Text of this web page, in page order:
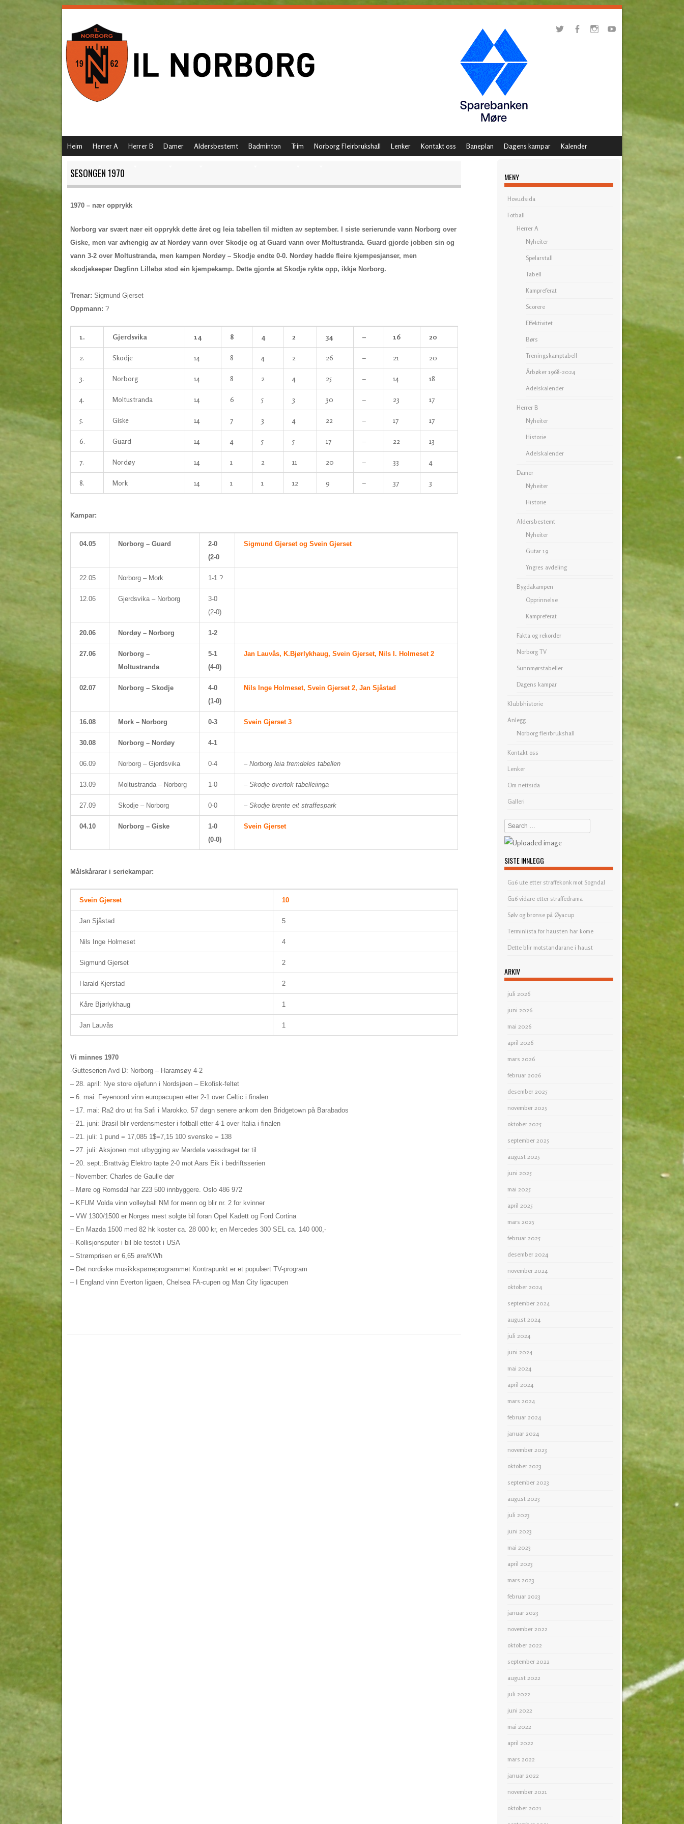
MENU
SKIP TO CONTENT
Heim Herrer A Herrer B Damer Aldersbestemt Badminton Trim Norborg Fleirbrukshall Lenker Kontakt oss Baneplan Dagens kampar Kalender
SESONGEN 1970
1970 – nær opprykk
Norborg var svært nær eit opprykk dette året og leia tabellen til midten av september. I siste serierunde vann Norborg over
Giske, men var avhengig av at Nordøy vann over Skodje og at Guard vann over Moltustranda. Guard gjorde jobben sin og
vann 3-2 over Moltustranda, men kampen Nordøy – Skodje endte 0-0. Nordøy hadde fleire kjempesjanser, men
skodjekeeper Dagfinn Lillebø stod ein kjempekamp. Dette gjorde at Skodje rykte opp, ikkje Norborg.
Trenar: Sigmund Gjerset
Oppmann: ?
1. Gjerdsvika 14 8 4 2 34 – 16 20
2. Skodje 14 8 4 2 26 – 21 20
3. Norborg 14 8 2 4 25 – 14 18
4. Moltustranda 14 6 5 3 30 – 23 17
5. Giske 14 7 3 4 22 – 17 17
6. Guard 14 4 5 5 17 – 22 13
7. Nordøy 14 1 2 11 20 – 33 4
8. Mork 14 1 1 12 9 – 37 3
Kampar:
04.05 Norborg – Guard
2-0
(2-0
Sigmund Gjerset og Svein Gjerset
22.05 Norborg – Mork 1-1 ?
12.06 Gjerdsvika – Norborg
3-0
(2-0)
20.06 Nordøy – Norborg 1-2
27.06
Norborg –
Moltustranda
5-1
(4-0)
Jan Lauvås, K.Bjørlykhaug, Svein Gjerset, Nils I. Holmeset 2
02.07 Norborg – Skodje
4-0
(1-0)
Nils Inge Holmeset, Svein Gjerset 2, Jan Sjåstad
16.08 Mork – Norborg 0-3 Svein Gjerset 3
30.08 Norborg – Nordøy 4-1
06.09 Norborg – Gjerdsvika 0-4 – Norborg leia fremdeles tabellen
13.09 Moltustranda – Norborg 1-0 – Skodje overtok tabelleiinga
27.09 Skodje – Norborg 0-0 – Skodje brente eit straffespark
04.10 Norborg – Giske
1-0
(0-0)
Svein Gjerset
Målskårarar i seriekampar:
Svein Gjerset 10
Jan Sjåstad 5
Nils Inge Holmeset 4
Sigmund Gjerset 2
Harald Kjerstad 2
Kåre Bjørlykhaug 1
Jan Lauvås 1
Vi minnes 1970
-Gutteserien Avd D: Norborg – Haramsøy 4-2
– 28. april: Nye store oljefunn i Nordsjøen – Ekofisk-feltet
– 6. mai: Feyenoord vinn europacupen etter 2-1 over Celtic i finalen
– 17. mai: Ra2 dro ut fra Safi i Marokko. 57 døgn senere ankom den Bridgetown på Barabados
– 21. juni: Brasil blir verdensmester i fotball etter 4-1 over Italia i finalen
– 21. juli: 1 pund = 17,085 1$=7,15 100 svenske = 138
– 27. juli: Aksjonen mot utbygging av Mardøla vassdraget tar til
– 20. sept.:Brattvåg Elektro tapte 2-0 mot Aars Eik i bedriftsserien
– November: Charles de Gaulle dør
– Møre og Romsdal har 223 500 innbyggere. Oslo 486 972
– KFUM Volda vinn volleyball NM for menn og blir nr. 2 for kvinner
– VW 1300/1500 er Norges mest solgte bil foran Opel Kadett og Ford Cortina
– En Mazda 1500 med 82 hk koster ca. 28 000 kr, en Mercedes 300 SEL ca. 140 000,-
– Kollisjonsputer i bil ble testet i USA
– Strømprisen er 6,65 øre/KWh
– Det nordiske musikkspørreprogrammet Kontrapunkt er et populært TV-program
– I England vinn Everton ligaen, Chelsea FA-cupen og Man City ligacupen
MENY
Hovudsida
Fotball
Herrer A
Nyheiter
Spelarstall
Tabell
Kampreferat
Scorere
Effektivitet
Børs
Treningskamptabell
Årbøker 1968-2024
Adelskalender
Herrer B
Nyheiter
Historie
Adelskalender
Damer
Nyheiter
Historie
Aldersbestemt
Nyheiter
Gutar 19
Yngres avdeling
Bygdakampen
Opprinnelse
Kampreferat
Fakta og rekorder
Norborg TV
Sunnmørstabeller
Dagens kampar
Klubbhistorie
Anlegg
Norborg fleirbrukshall
Kontakt oss
Lenker
Om nettsida
Galleri
Search
SISTE INNLEGG
G16 ute etter straffekonk mot Sogndal
G16 vidare etter straffedrama
Sølv og bronse på Øyacup
Terminlista for hausten har kome
Dette blir motstandarane i haust
ARKIV
juli 2026
juni 2026
mai 2026
april 2026
mars 2026
februar 2026
desember 2025
november 2025
oktober 2025
september 2025
august 2025
juni 2025
mai 2025
april 2025
mars 2025
februar 2025
desember 2024
november 2024
oktober 2024
september 2024
august 2024
juli 2024
juni 2024
mai 2024
april 2024
mars 2024
februar 2024
januar 2024
november 2023
oktober 2023
september 2023
august 2023
juli 2023
juni 2023
mai 2023
april 2023
mars 2023
februar 2023
januar 2023
november 2022
oktober 2022
september 2022
august 2022
juli 2022
juni 2022
mai 2022
april 2022
mars 2022
januar 2022
november 2021
oktober 2021